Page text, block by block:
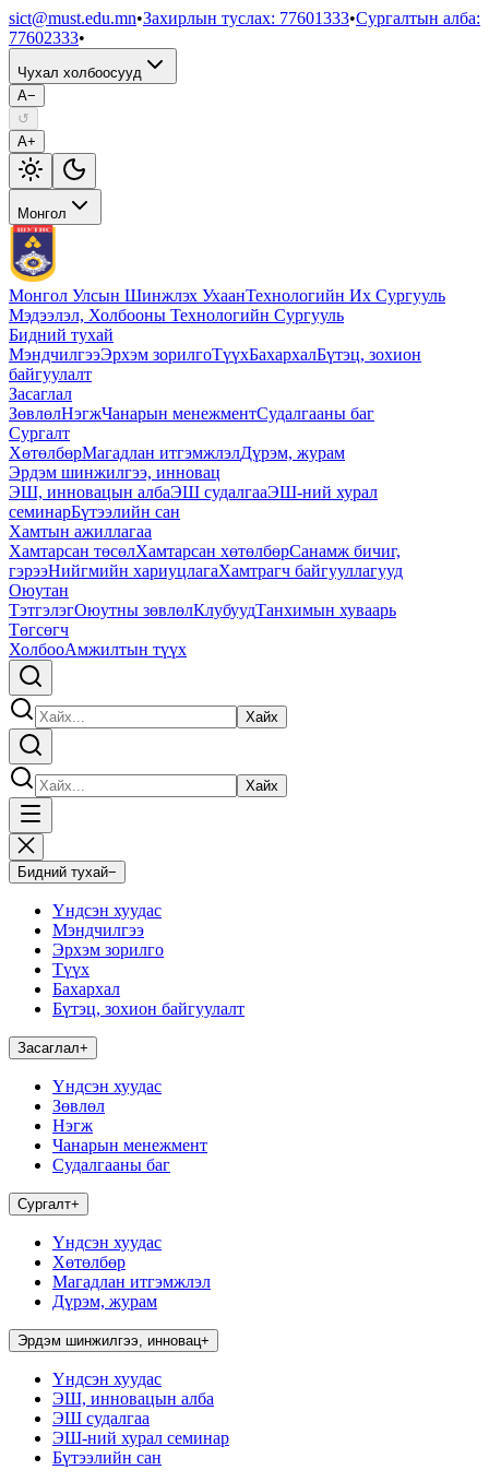
sict@must.edu.mn•Захирлын туслах: 77601333•Сургалтын алба:
77602333•
Чухал холбоосууд
A−
↺
A+
Монгол
Монгол Улсын Шинжлэх УхаанТехнологийн Их Сургууль
Мэдээлэл, Холбооны Технологийн Сургууль
Бидний тухай
МэндчилгээЭрхэм зорилгоТүүхБахархалБүтэц, зохион
байгуулалт
Засаглал
ЗөвлөлНэгжЧанарын менежментСудалгааны баг
Сургалт
ХөтөлбөрМагадлан итгэмжлэлДүрэм, журам
Эрдэм шинжилгээ, инновац
ЭШ, инновацын албаЭШ судалгааЭШ-ний хурал
семинарБүтээлийн сан
Хамтын ажиллагаа
Хамтарсан төсөлХамтарсан хөтөлбөрСанамж бичиг,
гэрээНийгмийн хариуцлагаХамтрагч байгууллагууд
Оюутан
ТэтгэлэгОюутны зөвлөлКлубуудТанхимын хуваарь
Төгсөгч
ХолбооАмжилтын түүх
Хайх
Хайх
Бидний тухай−
Үндсэн хуудас
Мэндчилгээ
Эрхэм зорилго
Түүх
Бахархал
Бүтэц, зохион байгуулалт
Засаглал+
Үндсэн хуудас
Зөвлөл
Нэгж
Чанарын менежмент
Судалгааны баг
Сургалт+
Үндсэн хуудас
Хөтөлбөр
Магадлан итгэмжлэл
Дүрэм, журам
Эрдэм шинжилгээ, инновац+
Үндсэн хуудас
ЭШ, инновацын алба
ЭШ судалгаа
ЭШ-ний хурал семинар
Бүтээлийн сан